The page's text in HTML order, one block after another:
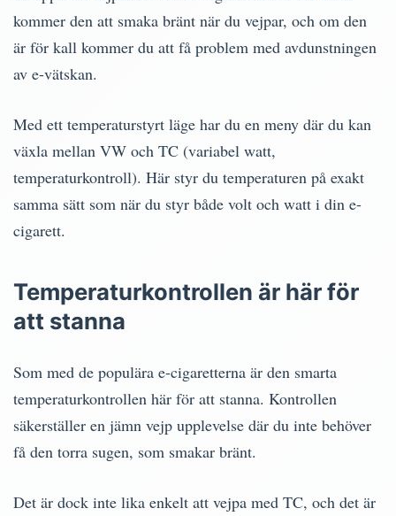
kommer den att smaka bränt när du vejpar, och om den
är för kall kommer du att få problem med avdunstningen
av e-vätskan.
Med ett temperaturstyrt läge har du en meny där du kan
växla mellan VW och TC (variabel watt,
temperaturkontroll). Här styr du temperaturen på exakt
samma sätt som när du styr både volt och watt i din e-
cigarett.
Temperaturkontrollen är här för
att stanna
Som med de populära e-cigaretterna är den smarta
temperaturkontrollen här för att stanna. Kontrollen
säkerställer en jämn vejp upplevelse där du inte behöver
få den torra sugen, som smakar bränt.
Det är dock inte lika enkelt att vejpa med TC, och det är